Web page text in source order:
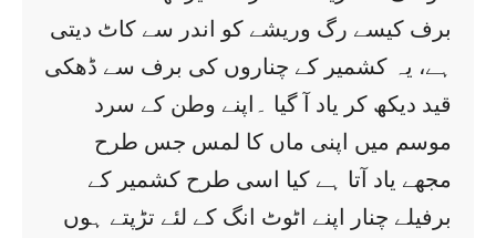
برف کیسے رگ وریشے کو اندر سے کاٹ دیتی
ہے، یہ کشمیر کے چناروں کی برف سے ڈھکی
قید دیکھ کر یاد آ گیا ۔اپنے وطن کے سرد
موسم میں اپنی ماں کا لمس جس طرح
مجھے یاد آتا ہے کیا اسی طرح کشمیر کے
برفیلے چنار اپنے اٹوٹ انگ کے لئے تڑپتے ہوں